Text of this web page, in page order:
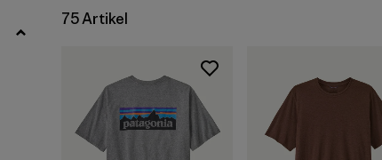
Produktfamilie
75 Artikel